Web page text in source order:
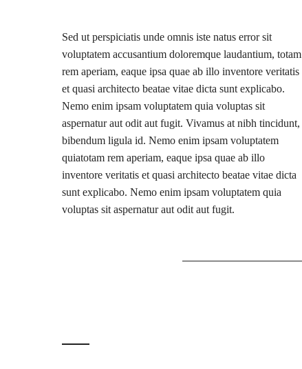
Sed ut perspiciatis unde omnis iste natus error sit
voluptatem accusantium doloremque laudantium, totam
rem aperiam, eaque ipsa quae ab illo inventore veritatis
et quasi architecto beatae vitae dicta sunt explicabo.
Nemo enim ipsam voluptatem quia voluptas sit
aspernatur aut odit aut fugit. Vivamus at nibh tincidunt,
bibendum ligula id. Nemo enim ipsam voluptatem
quiatotam rem aperiam, eaque ipsa quae ab illo
inventore veritatis et quasi architecto beatae vitae dicta
sunt explicabo. Nemo enim ipsam voluptatem quia
voluptas sit aspernatur aut odit aut fugit.